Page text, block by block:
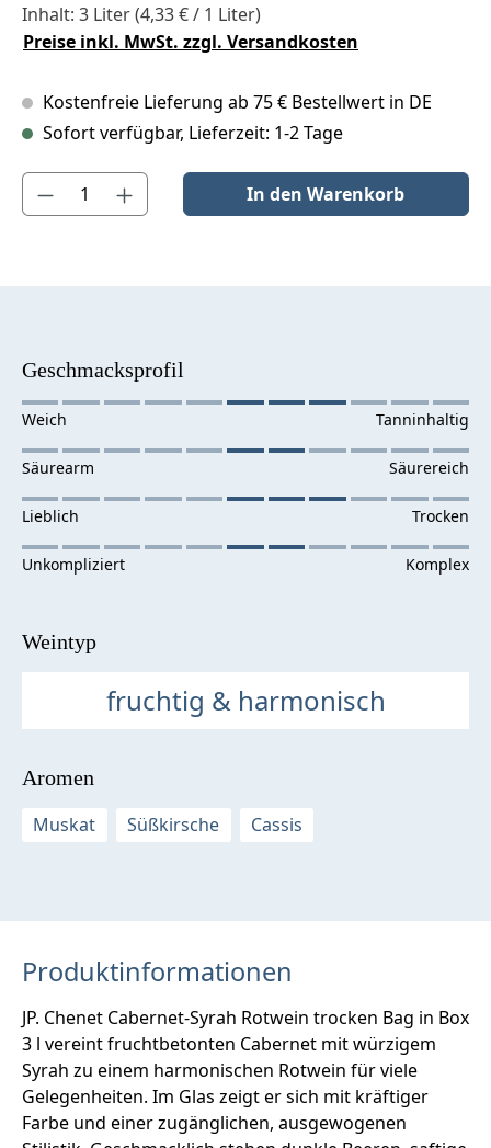
Inhalt: 3 Liter(4,33 € / 1 Liter)
Preise inkl. MwSt. zzgl. Versandkosten
Kostenfreie Lieferung ab 75 € Bestellwert in DE
Sofort verfügbar, Lieferzeit: 1-2 Tage
Produkt Anzahl: Gib den gewünschten Wert ein oder benutze
In den Warenkorb
Geschmacksprofil
Weintyp
fruchtig & harmonisch
Aromen
Muskat
Süßkirsche Cassis
Produktinformationen
JP. Chenet Cabernet-Syrah Rotwein trocken Bag in Box
3 l vereint fruchtbetonten Cabernet mit würzigem
Syrah zu einem harmonischen Rotwein für viele
Gelegenheiten. Im Glas zeigt er sich mit kräftiger
Farbe und einer zugänglichen, ausgewogenen